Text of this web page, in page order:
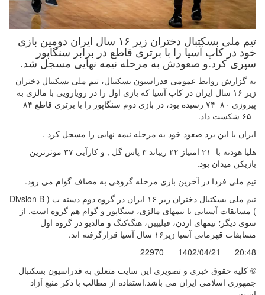
تیم ملی بسکتبال دختران زیر ۱۶ سال ایران دومین بازی
خود در کاپ آسیا را با برتری قاطع در برابر سنگاپور
سپری کرد.و صعودش به مرحله نیمه نهایی مسجل شد.
به گزارش روابط عمومی فدراسیون بسکتبال، تیم ملی بسکتبال دختران
زیر ۱۶ سال ایران در کاپ آسیا که بازی اول را در رویارویی با مالزی به
پیروزی ۸۰_۷۴ رسیده بود، در بازی دوم سنگاپور را با برتری قاطع ۸۴
ایران با این برد صعود خود به مرحله نیمه نهایی را مسجل کرد .
هلیا هودنه با ۲۱ امتیاز ۲۲ ریباند ۳ پاس گل , و کارآیی ۳۷ موثرترین
بازیکن میدان بود.
تیم ملی فردا در آخرین بازی مرحله گروهی به مصاف گوام می رود.
تیم ملی بسکتبال دختران زیر ۱۶ ایران در گروه دوم دسته ب ( Divsion B
) مسابقات آسیایی با تیمهای مالزی، سنگاپور و گوام هم گروه است. از
سوی دیگر؛ تیمهای اردن، فیلیپین، هنگ‌کنگ و مالدیو در گروه اول
مسابقات قهرمانی آسیا زیر۱۶ سال آسیا قرارگرفته اند.
20:48
1402/04/21
22970
© کليه حقوق خبری و تصويری اين سايت متعلق به فدراسیون بسکتبال
جمهوری اسلامی ایران می باشد.استفاده از مطالب با ذكر منبع آزاد